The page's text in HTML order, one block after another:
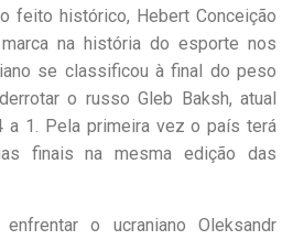
feito histórico, Hebert Conceição
na história do esporte nos
se classificou à final do peso
o russo Gleb Baksh, atual
a 1. Pela primeira vez o país terá
finais na mesma edição das
o ucraniano Oleksandr